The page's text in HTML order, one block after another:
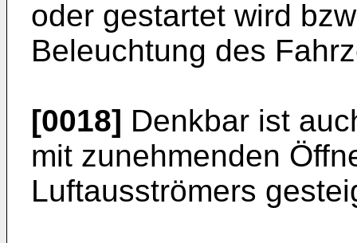
oder gestartet wird
Beleuchtung des
[0018] Denkbar ist
mit zunehmenden
Luftausströmers